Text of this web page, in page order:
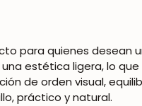
para quienes desean
estética ligera, lo
de orden visual,
práctico y natural.